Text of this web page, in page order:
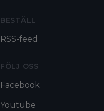
BESTÄLL
RSS-feed
FÖLJ OSS
Facebook
Youtube